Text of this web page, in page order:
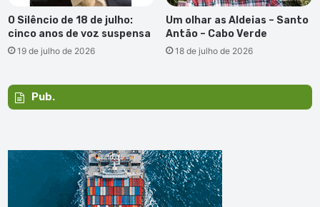
O Silêncio de 18 de julho:
cinco anos de voz suspensa
19 de julho de 2026
Um olhar as Aldeias – Santo
Antão – Cabo Verde
18 de julho de 2026
Pub.